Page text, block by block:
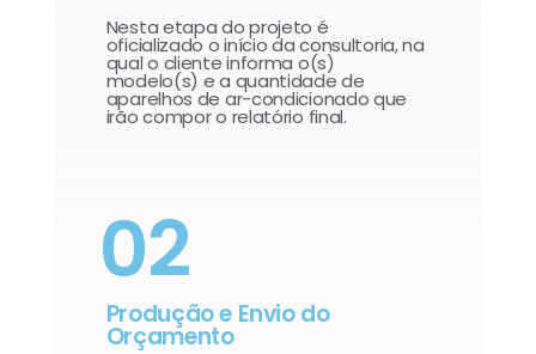
Nesta etapa do projeto é
oficializado o início da consultoria, na
qual o cliente informa o(s)
modelo(s) e a quantidade de
aparelhos de ar-condicionado que
irão compor o relatório final.​
02
Produção e Envio do
Orçamento